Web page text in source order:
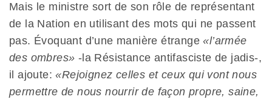
Mais le ministre sort de son rôle de représentant
de la Nation en utilisant des mots qui ne passent
pas. Évoquant d’une manière étrange«l’armée
des ombres» -la Résistance antifasciste de jadis-,
il ajoute:«Rejoignez celles et ceux qui vont nous
permettre de nous nourrir de façon propre, saine,